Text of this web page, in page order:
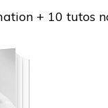
+ 10 tutos